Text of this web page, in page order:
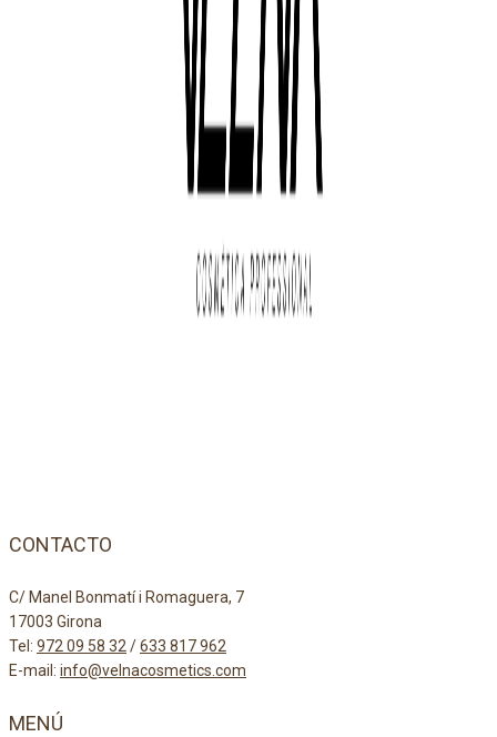
CONTACTO
C/ Manel Bonmatí i Romaguera, 7
17003 Girona
Tel: 972 09 58 32/633 817 962
E-mail: info@velnacosmetics.com
MENÚ